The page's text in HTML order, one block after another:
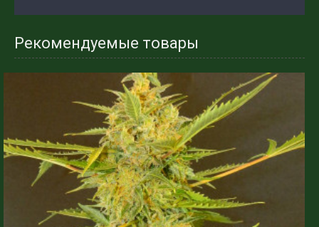
Рекомендуемые товары